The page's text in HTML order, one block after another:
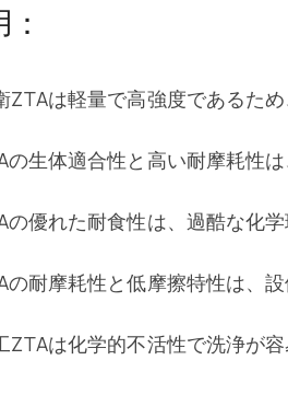
ZTAは軽量で高強度であるた
の生体適合性と高い耐摩耗性
の優れた耐食性は、過酷な化
の耐摩耗性と低摩擦特性は、
ZTAは化学的不活性で洗浄が